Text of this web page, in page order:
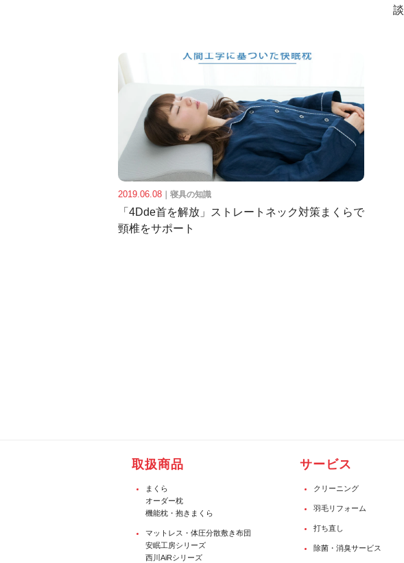
談
2019.06.08 ｜ 寝具の知識
「4Dde首を解放」ストレートネック対策まくらで
頸椎をサポート
取扱商品
まくら
オーダー枕
機能枕・抱きまくら
マットレス・体圧分散敷き布団
安眠工房シリーズ
西川AiRシリーズ
サービス
クリーニング
羽毛リフォーム
打ち直し
除菌・消臭サービス